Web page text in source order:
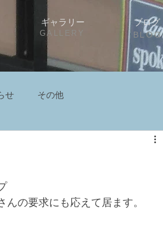
ギャラリー ブログ
GALLERY BLOG
せ その他
の要求にも応えて居ます。